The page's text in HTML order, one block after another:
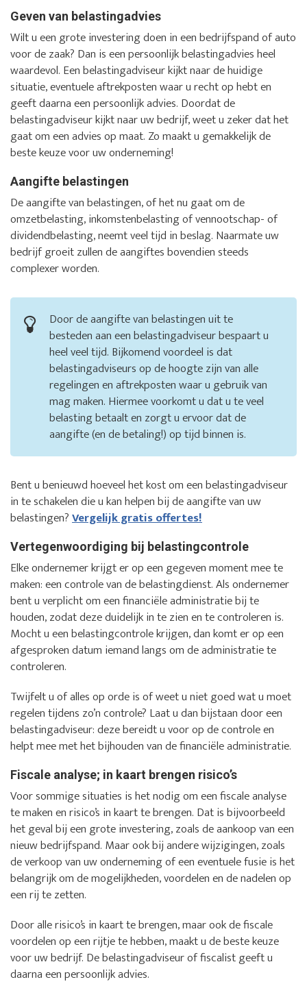
Geven van belastingadvies
Wilt u een grote investering doen in een bedrijfspand of auto
voor de zaak? Dan is een persoonlijk belastingadvies heel
waardevol. Een belastingadviseur kijkt naar de huidige
situatie, eventuele aftrekposten waar u recht op hebt en
geeft daarna een persoonlijk advies. Doordat de
belastingadviseur kijkt naar uw bedrijf, weet u zeker dat het
gaat om een advies op maat. Zo maakt u gemakkelijk de
beste keuze voor uw onderneming!
Aangifte belastingen
De aangifte van belastingen, of het nu gaat om de
omzetbelasting, inkomstenbelasting of vennootschap- of
dividendbelasting, neemt veel tijd in beslag. Naarmate uw
bedrijf groeit zullen de aangiftes bovendien steeds
complexer worden.
Door de aangifte van belastingen uit te
besteden aan een belastingadviseur bespaart u
heel veel tijd. Bijkomend voordeel is dat
belastingadviseurs op de hoogte zijn van alle
regelingen en aftrekposten waar u gebruik van
mag maken. Hiermee voorkomt u dat u te veel
belasting betaalt en zorgt u ervoor dat de
aangifte (en de betaling!) op tijd binnen is.
Bent u benieuwd hoeveel het kost om een belastingadviseur
in te schakelen die u kan helpen bij de aangifte van uw
belastingen?Vergelijk gratis offertes!
Vertegenwoordiging bij belastingcontrole
Elke ondernemer krijgt er op een gegeven moment mee te
maken: een controle van de belastingdienst. Als ondernemer
bent u verplicht om een financiële administratie bij te
houden, zodat deze duidelijk in te zien en te controleren is.
Mocht u een belastingcontrole krijgen, dan komt er op een
afgesproken datum iemand langs om de administratie te
controleren.
Twijfelt u of alles op orde is of weet u niet goed wat u moet
regelen tijdens zo’n controle? Laat u dan bijstaan door een
belastingadviseur: deze bereidt u voor op de controle en
helpt mee met het bijhouden van de financiële administratie.
Fiscale analyse; in kaart brengen risico’s
Voor sommige situaties is het nodig om een fiscale analyse
te maken en risico’s in kaart te brengen. Dat is bijvoorbeeld
het geval bij een grote investering, zoals de aankoop van een
nieuw bedrijfspand. Maar ook bij andere wijzigingen, zoals
de verkoop van uw onderneming of een eventuele fusie is het
belangrijk om de mogelijkheden, voordelen en de nadelen op
een rij te zetten.
Door alle risico’s in kaart te brengen, maar ook de fiscale
voordelen op een rijtje te hebben, maakt u de beste keuze
voor uw bedrijf. De belastingadviseur of fiscalist geeft u
daarna een persoonlijk advies.